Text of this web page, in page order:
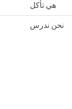
هي تأكل
نحن ندرس